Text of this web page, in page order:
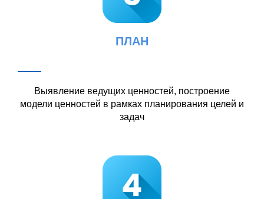
МЕЧТА
Работа с масштабными мечтами и встраивание их
в свою повседневную реальность